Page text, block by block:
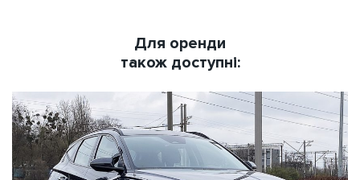
Для оренди
також доступні: